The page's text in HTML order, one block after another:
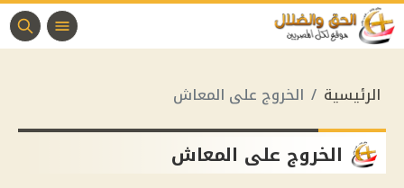
الرئيسية الخروج على المعاش
الخروج على المعاش